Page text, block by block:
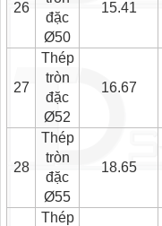
26
đặc
Ø50
15.41
27
Thép
tròn
đặc
Ø52
16.67
28
Thép
tròn
đặc
Ø55
18.65
Thép